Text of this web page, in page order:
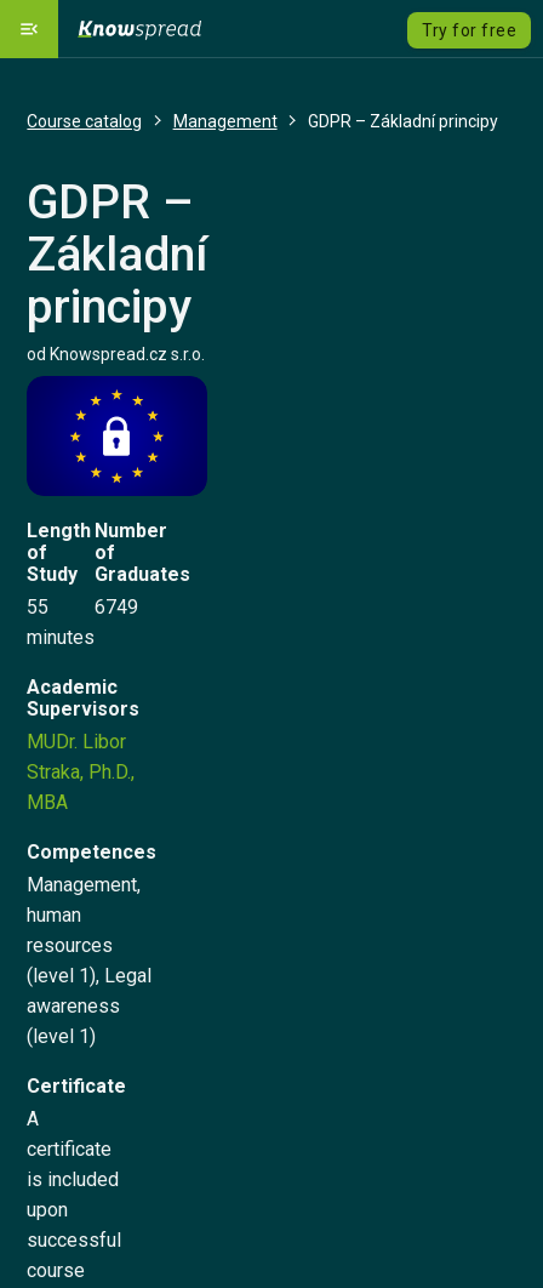
menu_open Try for free
local_grocery_store Course catalog
savings Pricing
language Language
Course catalog Management GDPR – Základní principy
GDPR –
Základní
principy
od Knowspread.cz s.r.o.
Length
of
Study
55
minutes
Number
of
Graduates
6749
Academic
Supervisors
MUDr. Libor
Straka, Ph.D.,
MBA
Competences
Management,
human
resources
(level 1), Legal
awareness
(level 1)
Certificate
A
certificate
is included
upon
successful
course